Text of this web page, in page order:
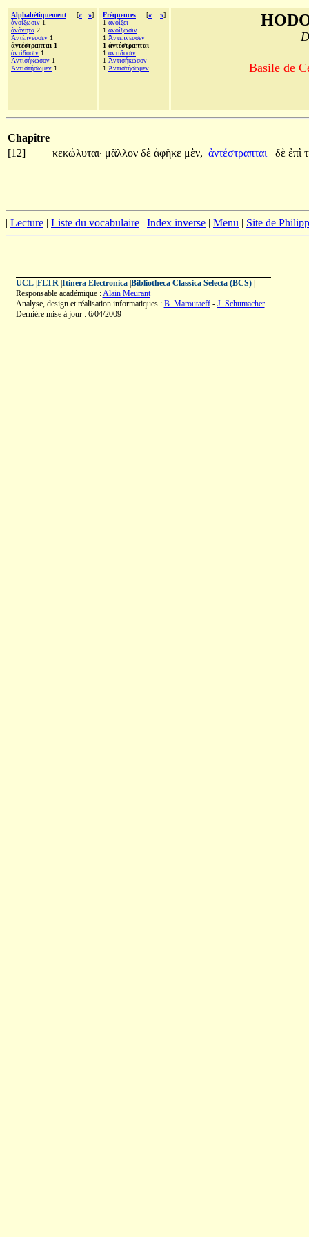
Alphabétiquement [« »]
ἀνοίξωσιν 1
ἀνόνητα 2
Ἀντέπνευσεν 1
ἀντέστραπται 1
ἀντίδοσιν 1
Ἀντισήκωσον 1
Ἀντιστήσωμεν 1
Fréquences [« »]
1 ἀνοίξει
1 ἀνοίξωσιν
1 Ἀντέπνευσεν
1 ἀντέστραπται
1 ἀντίδοσιν
1 Ἀντισήκωσον
1 Ἀντιστήσωμεν Basile de
Chapitre
[12]
κεκώλυται· μᾶλλον δὲ ἀφῆκε μὲν, ἀντέστραπται δὲ ἐπὶ
| Lecture | Liste du vocabulaire | Index inverse | Menu | Site de
UCL| FLTR| Itinera Electronica| Bibliotheca Classica Selecta (BCS)|
Responsable académique :Alain Meurant
Analyse, design et réalisation informatiques : B. Maroutaeff- J. Schumacher
Dernière mise à jour : 6/04/2009